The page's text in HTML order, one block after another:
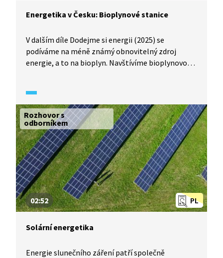
Energetika v Česku: Bioplynové stanice
V dalším díle Dodejme si energii (2025) se
podíváme na méně známý obnovitelný zdroj
energie, a to na bioplyn. Navštívíme bioplynovou
zařízení funguje a jaké jsou jeho výhody i nevýhody.
Rozhovor s
odborníkem
PL
02:52
Solární energetika
Energie slunečního záření patří společně